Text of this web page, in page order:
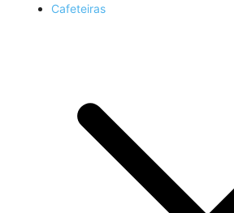
Cafeteiras